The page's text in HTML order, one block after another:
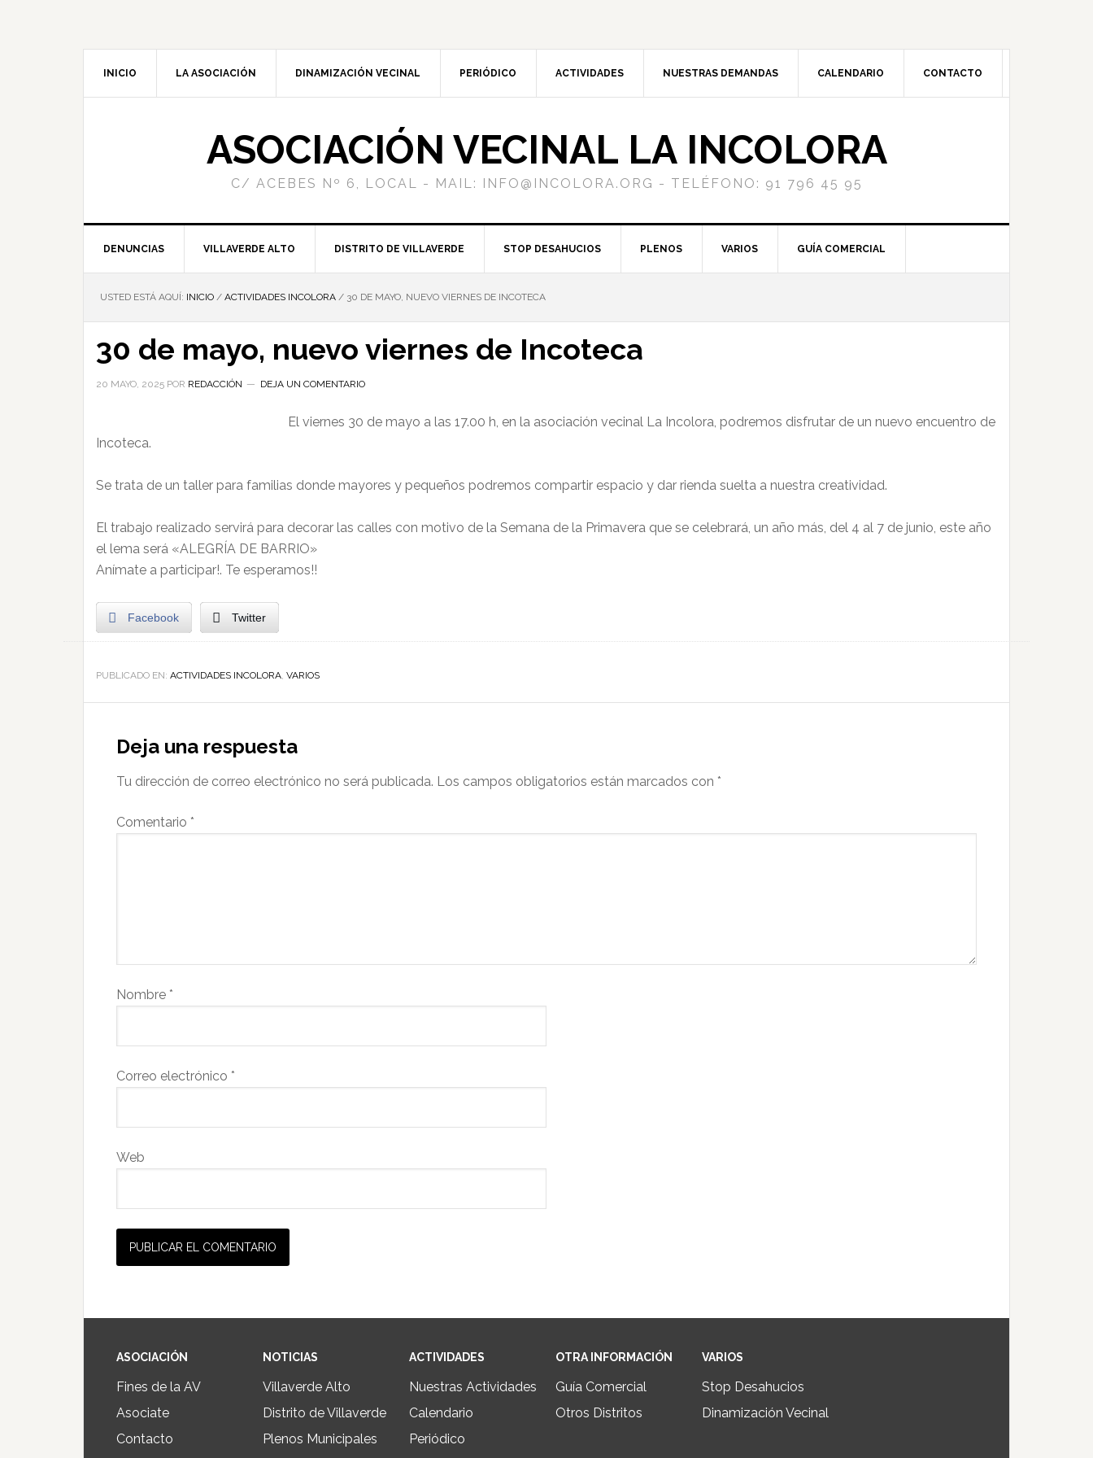
INICIO LA ASOCIACIÓN DINAMIZACIÓN VECINAL PERIÓDICO ACTIVIDADES NUESTRAS DEMANDAS CALENDARIO CONTACTO
ASOCIACIÓN VECINAL LA INCOLORA
C/ ACEBES Nº 6, LOCAL - MAIL: INFO@INCOLORA.ORG - TELÉFONO: 91 796 45 95
DENUNCIAS VILLAVERDE ALTO DISTRITO DE VILLAVERDE STOP DESAHUCIOS PLENOS VARIOS GUÍA COMERCIAL
USTED ESTÁ AQUÍ: INICIO / ACTIVIDADES INCOLORA / 30 DE MAYO, NUEVO VIERNES DE INCOTECA
30 de mayo, nuevo viernes de Incoteca
20 MAYO, 2025 POR REDACCIÓN DEJA UN COMENTARIO
El viernes 30 de mayo a las 17.00 h, en la asociación vecinal La Incolora, podremos disfrutar de un nuevo encuentro de
Incoteca.
Se trata de un taller para familias donde mayores y pequeños podremos compartir espacio y dar rienda suelta a nuestra creatividad.
El trabajo realizado servirá para decorar las calles con motivo de la Semana de la Primavera que se celebrará, un año más, del 4 al 7 de junio, este año
el lema será «ALEGRÍA DE BARRIO»
Anímate a participar!. Te esperamos!!
Facebook Twitter
PUBLICADO EN: ACTIVIDADES INCOLORA, VARIOS
Deja una respuesta
Tu dirección de correo electrónico no será publicada. Los campos obligatorios están marcados con *
Comentario *
Nombre *
Correo electrónico *
Web
ASOCIACIÓN
Fines de la AV
Asociate
Contacto
NOTICIAS
Villaverde Alto
Distrito de Villaverde
Plenos Municipales
ACTIVIDADES
Nuestras Actividades
Calendario
Periódico
OTRA INFORMACIÓN
Guía Comercial
Otros Distritos
VARIOS
Stop Desahucios
Dinamización Vecinal